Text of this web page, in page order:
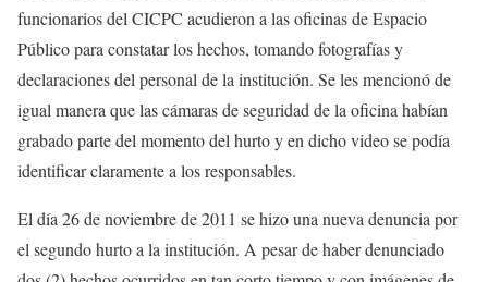
funcionarios del CICPC acudieron a las oficinas de Espacio
Público para constatar los hechos, tomando fotografías y
declaraciones del personal de la institución. Se les mencionó de
igual manera que las cámaras de seguridad de la oficina habían
grabado parte del momento del hurto y en dicho video se podía
identificar claramente a los responsables.
El día 26 de noviembre de 2011 se hizo una nueva denuncia por
el segundo hurto a la institución. A pesar de haber denunciado